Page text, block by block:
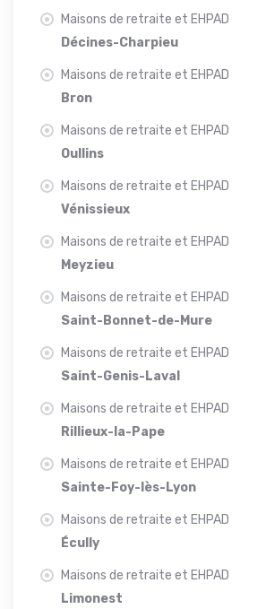
Maisons de retraite et EHPAD
Décines-Charpieu
Maisons de retraite et EHPAD
Bron
Maisons de retraite et EHPAD
Oullins
Maisons de retraite et EHPAD
Vénissieux
Maisons de retraite et EHPAD
Meyzieu
Maisons de retraite et EHPAD
Saint-Bonnet-de-Mure
Maisons de retraite et EHPAD
Saint-Genis-Laval
Maisons de retraite et EHPAD
Rillieux-la-Pape
Maisons de retraite et EHPAD
Sainte-Foy-lès-Lyon
Maisons de retraite et EHPAD
Écully
Maisons de retraite et EHPAD
Limonest